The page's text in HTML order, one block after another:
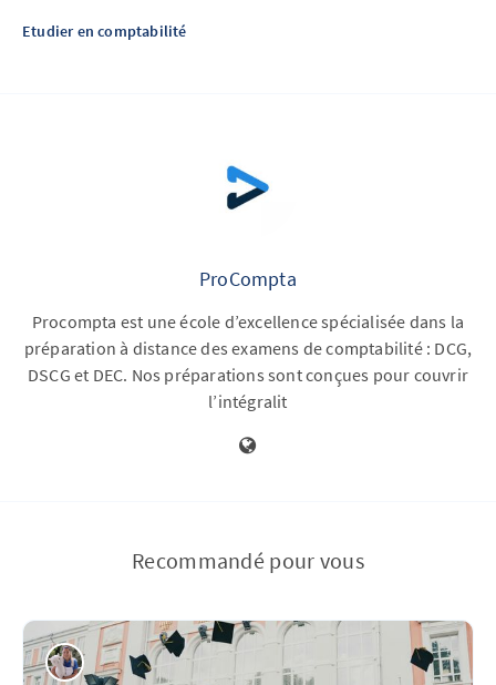
Etudier en comptabilité
ProCompta
Procompta est une école d’excellence spécialisée dans la
préparation à distance des examens de comptabilité : DCG,
DSCG et DEC. Nos préparations sont conçues pour couvrir
l’intégralit
Recommandé pour vous